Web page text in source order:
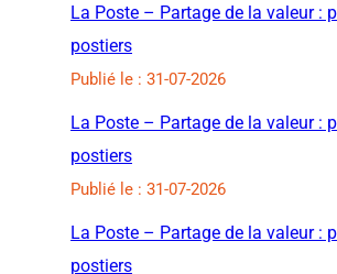
La Poste – Partage de la valeur :
postiers
Publié le : 31-07-2026
La Poste – Partage de la valeur :
postiers
Publié le : 31-07-2026
La Poste – Partage de la valeur :
postiers